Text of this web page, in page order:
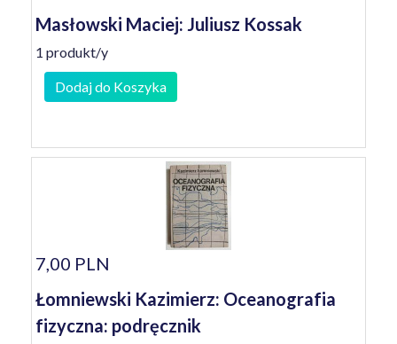
Masłowski Maciej: Juliusz Kossak
1 produkt/y
Dodaj do Koszyka
7,00 PLN
Łomniewski Kazimierz: Oceanografia
fizyczna: podręcznik